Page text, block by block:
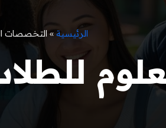
الرئيسية » التخصصات
للطلاب